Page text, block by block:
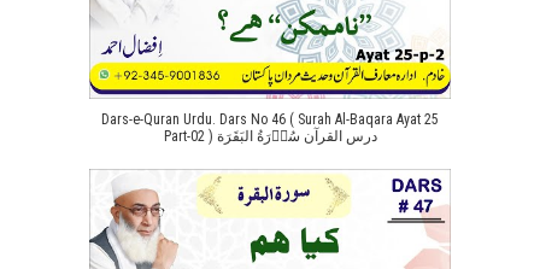
Dars-e-Quran Urdu. Dars No 46 ( Surah Al-Baqara Ayat 25
Part-02 ) درس القرآن سُوۡرَةُ البَقَرَة